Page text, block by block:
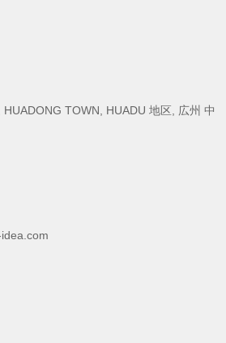
TOWN, HUADU 地区, 広州 中